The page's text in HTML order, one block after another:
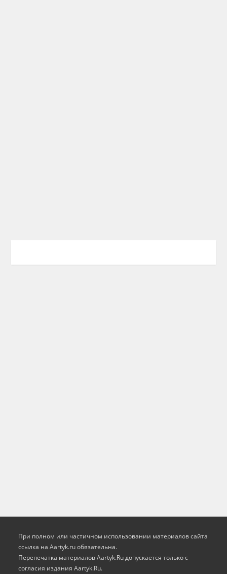
При полном или частичном использовании материалов сайта
ссылка на Aartyk.ru oбязательна.
Перепечатка материалов Aartyk.Ru допускается только с
согласия издания Aartyk.Ru.